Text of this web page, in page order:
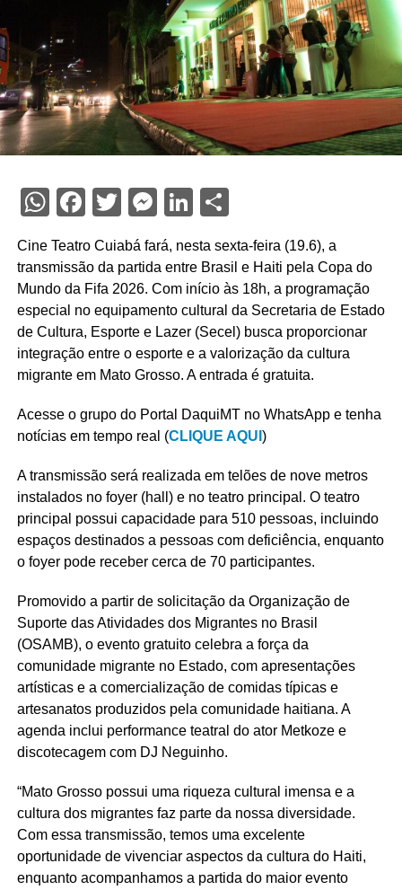
WhatsApp
Facebook
Twitter
Messenger
LinkedIn
Share
Cine Teatro Cuiabá fará, nesta sexta-feira (19.6), a
transmissão da partida entre Brasil e Haiti pela Copa do
Mundo da Fifa 2026. Com início às 18h, a programação
especial no equipamento cultural da Secretaria de Estado
de Cultura, Esporte e Lazer (Secel) busca proporcionar
integração entre o esporte e a valorização da cultura
migrante em Mato Grosso. A entrada é gratuita.
Acesse o grupo do Portal DaquiMT no WhatsApp e tenha
notícias em tempo real (CLIQUE AQUI )
A transmissão será realizada em telões de nove metros
instalados no foyer (hall) e no teatro principal. O teatro
principal possui capacidade para 510 pessoas, incluindo
espaços destinados a pessoas com deficiência, enquanto
o foyer pode receber cerca de 70 participantes.
Promovido a partir de solicitação da Organização de
Suporte das Atividades dos Migrantes no Brasil
(OSAMB), o evento gratuito celebra a força da
comunidade migrante no Estado, com apresentações
artísticas e a comercialização de comidas típicas e
artesanatos produzidos pela comunidade haitiana. A
agenda inclui performance teatral do ator Metkoze e
discotecagem com DJ Neguinho.
“Mato Grosso possui uma riqueza cultural imensa e a
cultura dos migrantes faz parte da nossa diversidade.
Com essa transmissão, temos uma excelente
oportunidade de vivenciar aspectos da cultura do Haiti,
enquanto acompanhamos a partida do maior evento